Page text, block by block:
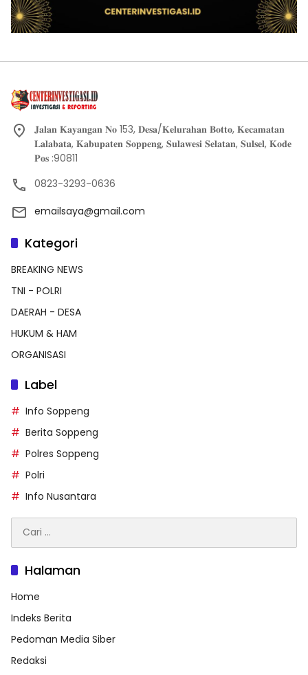
𝐉𝐚𝐥𝐚𝐧 𝐊𝐚𝐲𝐚𝐧𝐠𝐚𝐧 𝐍𝐨 153, 𝐃𝐞𝐬𝐚/𝐊𝐞𝐥𝐮𝐫𝐚𝐡𝐚𝐧 𝐁𝐨𝐭𝐭𝐨, 𝐊𝐞𝐜𝐚𝐦𝐚𝐭𝐚𝐧
𝐋𝐚𝐥𝐚𝐛𝐚𝐭𝐚, 𝐊𝐚𝐛𝐮𝐩𝐚𝐭𝐞𝐧 𝐒𝐨𝐩𝐩𝐞𝐧𝐠, 𝐒𝐮𝐥𝐚𝐰𝐞𝐬𝐢 𝐒𝐞𝐥𝐚𝐭𝐚𝐧, 𝐒𝐮𝐥𝐬𝐞𝐥, 𝐊𝐨𝐝𝐞
𝐏𝐨𝐬 :90811
0823-3293-0636
emailsaya@gmail.com
Kategori
BREAKING NEWS
TNI - POLRI
DAERAH - DESA
HUKUM & HAM
ORGANISASI
Label
Info Soppeng
Berita Soppeng
Polres Soppeng
Polri
Info Nusantara
untuk:
Halaman
Home
Indeks Berita
Pedoman Media Siber
Redaksi